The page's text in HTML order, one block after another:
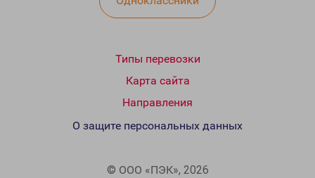
Типы перевозки
Карта сайта
Направления
© ООО «ПЭК», 2026
О защите персональных данных